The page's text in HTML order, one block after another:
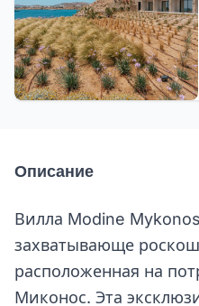
Описание
Вилла Modine
захватывающе
расположенная на
Миконос. Эта